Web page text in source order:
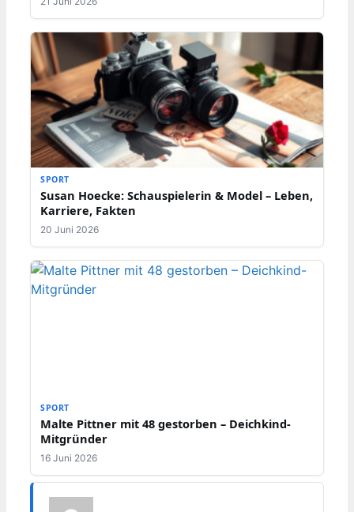
SPORT
Susan Hoecke: Schauspielerin & Model – Leben,
Karriere, Fakten
20 Juni 2026
SPORT
Malte Pittner mit 48 gestorben – Deichkind-
Mitgründer
16 Juni 2026